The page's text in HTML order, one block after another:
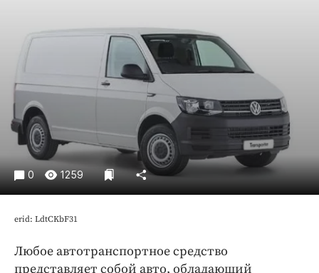
Культура
Недвижимость и ЖКХ
Образование
Общество
Погода
Праздники
Происшествия
Спорт
Блоги
0 1259
erid: LdtCKbF31
Любое автотранспортное средство
представляет собой авто, обладающий